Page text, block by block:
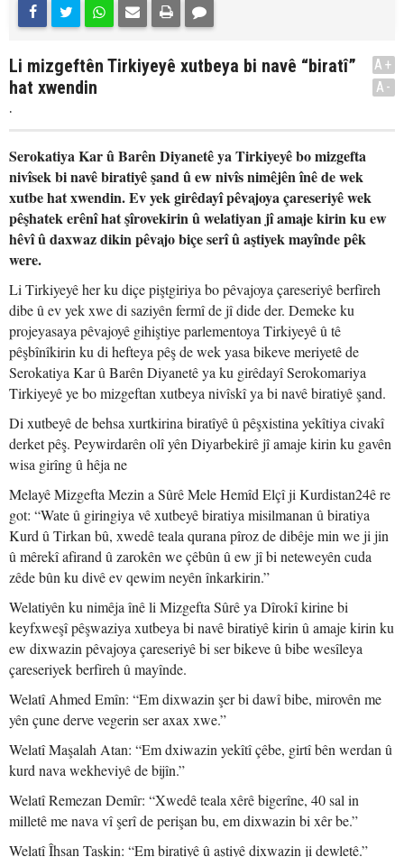
Li mizgeftên Tirkiyeyê xutbeya bi navê “biratî”
hat xwendin
.
A+
A-
Serokatiya Kar û Barên Diyanetê ya Tirkiyeyê bo mizgefta
nivîsek bi navê biratiyê şand û ew nivîs nimêjên înê de wek
xutbe hat xwendin. Ev yek girêdayî pêvajoya çareseriyê wek
pêşhatek erênî hat şîrovekirin û welatiyan jî amaje kirin ku ew
hêvî û daxwaz dikin pêvajo biçe serî û aştiyek mayînde pêk
were.
Li Tirkiyeyê her ku diçe piştgiriya bo pêvajoya çareseriyê berfireh
dibe û ev yek xwe di saziyên fermî de jî dide der. Demeke ku
projeyasaya pêvajoyê gihiştiye parlementoya Tirkiyeyê û tê
pêşbînîkirin ku di hefteya pêş de wek yasa bikeve meriyetê de
Serokatiya Kar û Barên Diyanetê ya ku girêdayî Serokomariya
Tirkiyeyê ye bo mizgeftan xutbeya nivîskî ya bi navê biratiyê şand.
Di xutbeyê de behsa xurtkirina biratîyê û pêşxistina yekîtiya civakî
derket pêş. Peywirdarên olî yên Diyarbekirê jî amaje kirin ku gavên
wisa girîng û hêja ne
Melayê Mizgefta Mezin a Sûrê Mele Hemîd Elçî ji Kurdistan24ê re
got: “Wate û giringiya vê xutbeyê biratiya misilmanan û biratiya
Kurd û Tirkan bû, xwedê teala qurana pîroz de dibêje min we ji jin
û mêrekî afirand û zarokên we çêbûn û ew jî bi neteweyên cuda
zêde bûn ku divê ev qewim neyên înkarkirin.”
Welatiyên ku nimêja înê li Mizgefta Sûrê ya Dîrokî kirine bi
keyfxweşî pêşwaziya xutbeya bi navê biratiyê kirin û amaje kirin ku
ew dixwazin pêvajoya çareseriyê bi ser bikeve û bibe wesîleya
çareseriyek berfireh û mayînde.
Welatî Ahmed Emîn: “Em dixwazin şer bi dawî bibe, mirovên me
yên çune derve vegerin ser axax xwe.”
Welatî Maşalah Atan: “Em dxiwazin yekîtî çêbe, girtî bên werdan û
kurd nava wekheviyê de bijîn.”
Welatî Remezan Demîr: “Xwedê teala xêrê bigerîne, 40 sal in
milletê me nava vî şerî de perişan bu, em dixwazin bi xêr be.”
Welatî Îhsan Taşkin: “Em biratiyê û aştiyê dixwazin ji dewletê.”